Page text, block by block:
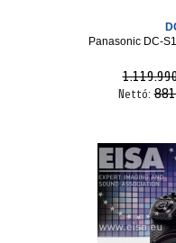
Panasonic DC-
Nettó: